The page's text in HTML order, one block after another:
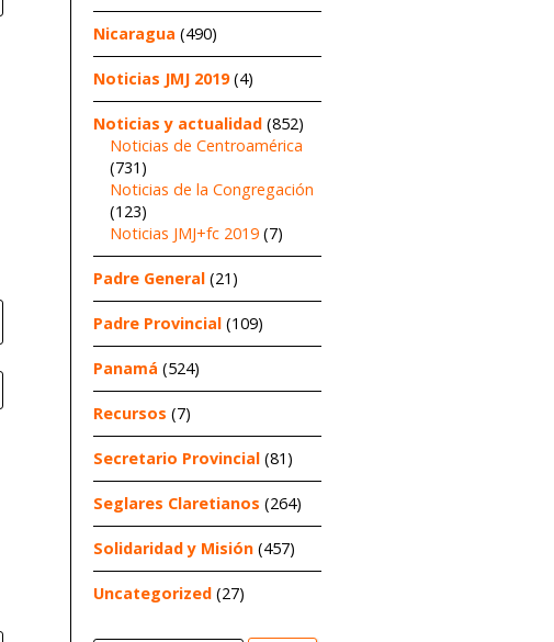
Nicaragua (490)
Noticias JMJ 2019(4)
Noticias y actualidad (852)
Noticias de Centroamérica
(731)
Noticias de la Congregación
(123)
Noticias JMJ+fc 2019 (7)
Padre General (21)
Padre Provincial (109)
Panamá (524)
Recursos (7)
Secretario Provincial (81)
Seglares Claretianos (264)
Solidaridad y Misión (457)
Uncategorized (27)